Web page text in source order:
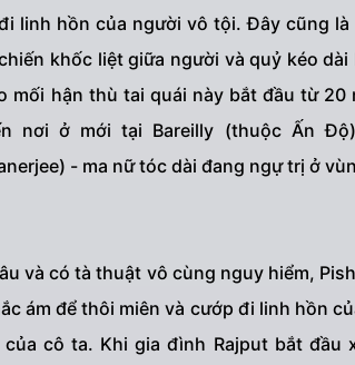
linh hồn của người vô tội. Đây cũng
khốc liệt giữa người và quỷ kéo
mối hận thù tai quái này bắt đầu từ
nơi ở mới tại Bareilly (thuộc Ấn
- ma nữ tóc dài đang ngự trị ở
và có tà thuật vô cùng nguy hiểm,
ám để thôi miên và cướp đi linh hồn
cô ta. Khi gia đình Rajput bắt đầu